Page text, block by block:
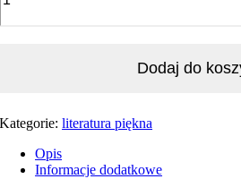
Dodaj do
Kategorie:literatura piękna
Opis
Informacje dodatkowe